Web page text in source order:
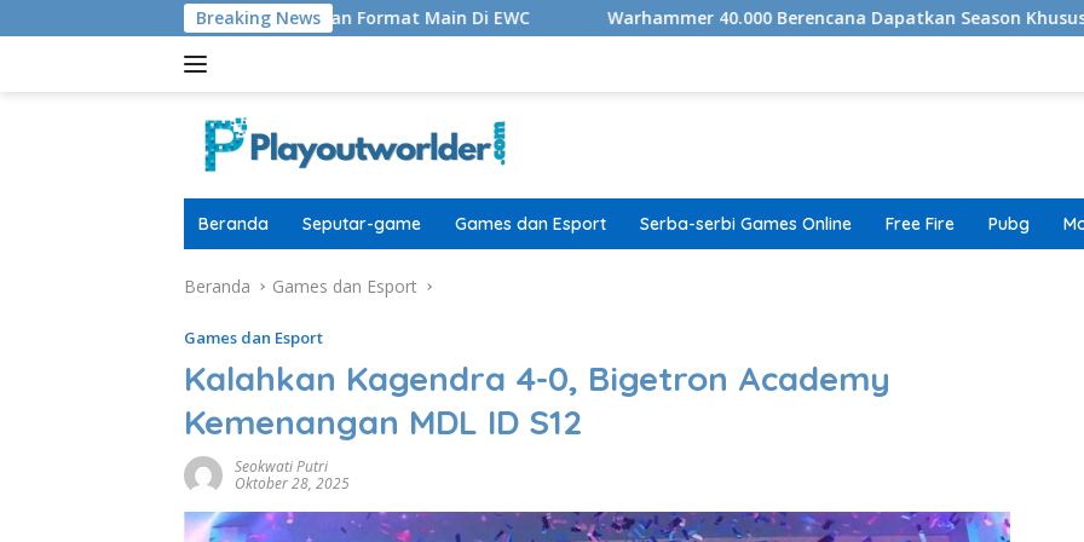
ke
Breaking News
Skuat, Hadiah, dan Format Main Di EWC Warhammer 40.000 Berencana Dapatkan Season Khusus Ke Cerita
Beranda Seputar-game Games dan Esport Serba-serbi Games Online Free Fire Pubg
Beranda Games dan Esport
Games dan Esport
Kalahkan Kagendra 4-0, Bigetron Academy
Kemenangan MDL ID S12
Seokwati Putri
Oktober 28, 2025